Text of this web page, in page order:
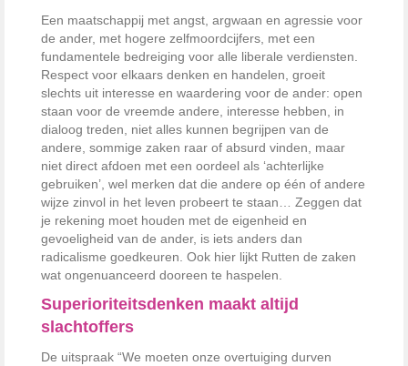
Een maatschappij met angst, argwaan en agressie voor
de ander, met hogere zelfmoordcijfers, met een
fundamentele bedreiging voor alle liberale verdiensten.
Respect voor elkaars denken en handelen, groeit
slechts uit interesse en waardering voor de ander: open
staan voor de vreemde andere, interesse hebben, in
dialoog treden, niet alles kunnen begrijpen van de
andere, sommige zaken raar of absurd vinden, maar
niet direct afdoen met een oordeel als ‘achterlijke
gebruiken’, wel merken dat die andere op één of andere
wijze zinvol in het leven probeert te staan… Zeggen dat
je rekening moet houden met de eigenheid en
gevoeligheid van de ander, is iets anders dan
radicalisme goedkeuren. Ook hier lijkt Rutten de zaken
wat ongenuanceerd dooreen te haspelen.
Superioriteitsdenken maakt altijd
slachtoffers
De uitspraak “We moeten onze overtuiging durven